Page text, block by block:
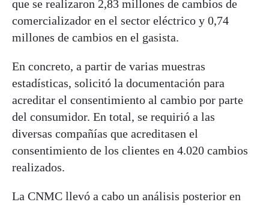
que se realizaron 2,83 millones de cambios de
comercializador en el sector eléctrico y 0,74
millones de cambios en el gasista.
En concreto, a partir de varias muestras
estadísticas, solicitó la documentación para
acreditar el consentimiento al cambio por parte
del consumidor. En total, se requirió a las
diversas compañías que acreditasen el
consentimiento de los clientes en 4.020 cambios
realizados.
La CNMC llevó a cabo un análisis posterior en